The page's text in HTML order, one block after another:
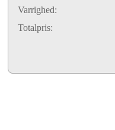
Varrighed:
Totalpris: